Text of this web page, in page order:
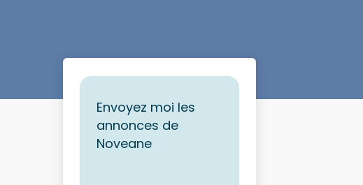
Envoyez moi les
annonces de
Noveane